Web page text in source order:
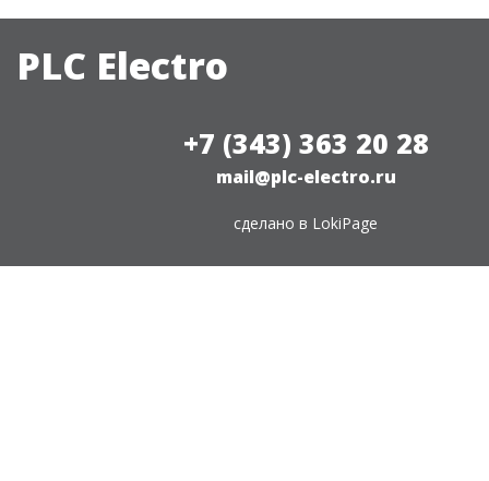
PLC Electro
+7 (343) 363 20 28
mail@plc-electro.ru
сделано в LokiPage